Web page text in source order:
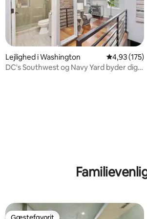
gennemsnitlig bedømmelse, 164 omtaler
Lejlighed i Washington 4,93 ud af
4,93 (175)
DC's Southwest og Navy Yard byder dig